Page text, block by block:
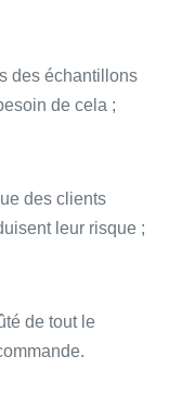
des échantillons
de cela ;
des clients
leur risque ;
de tout le